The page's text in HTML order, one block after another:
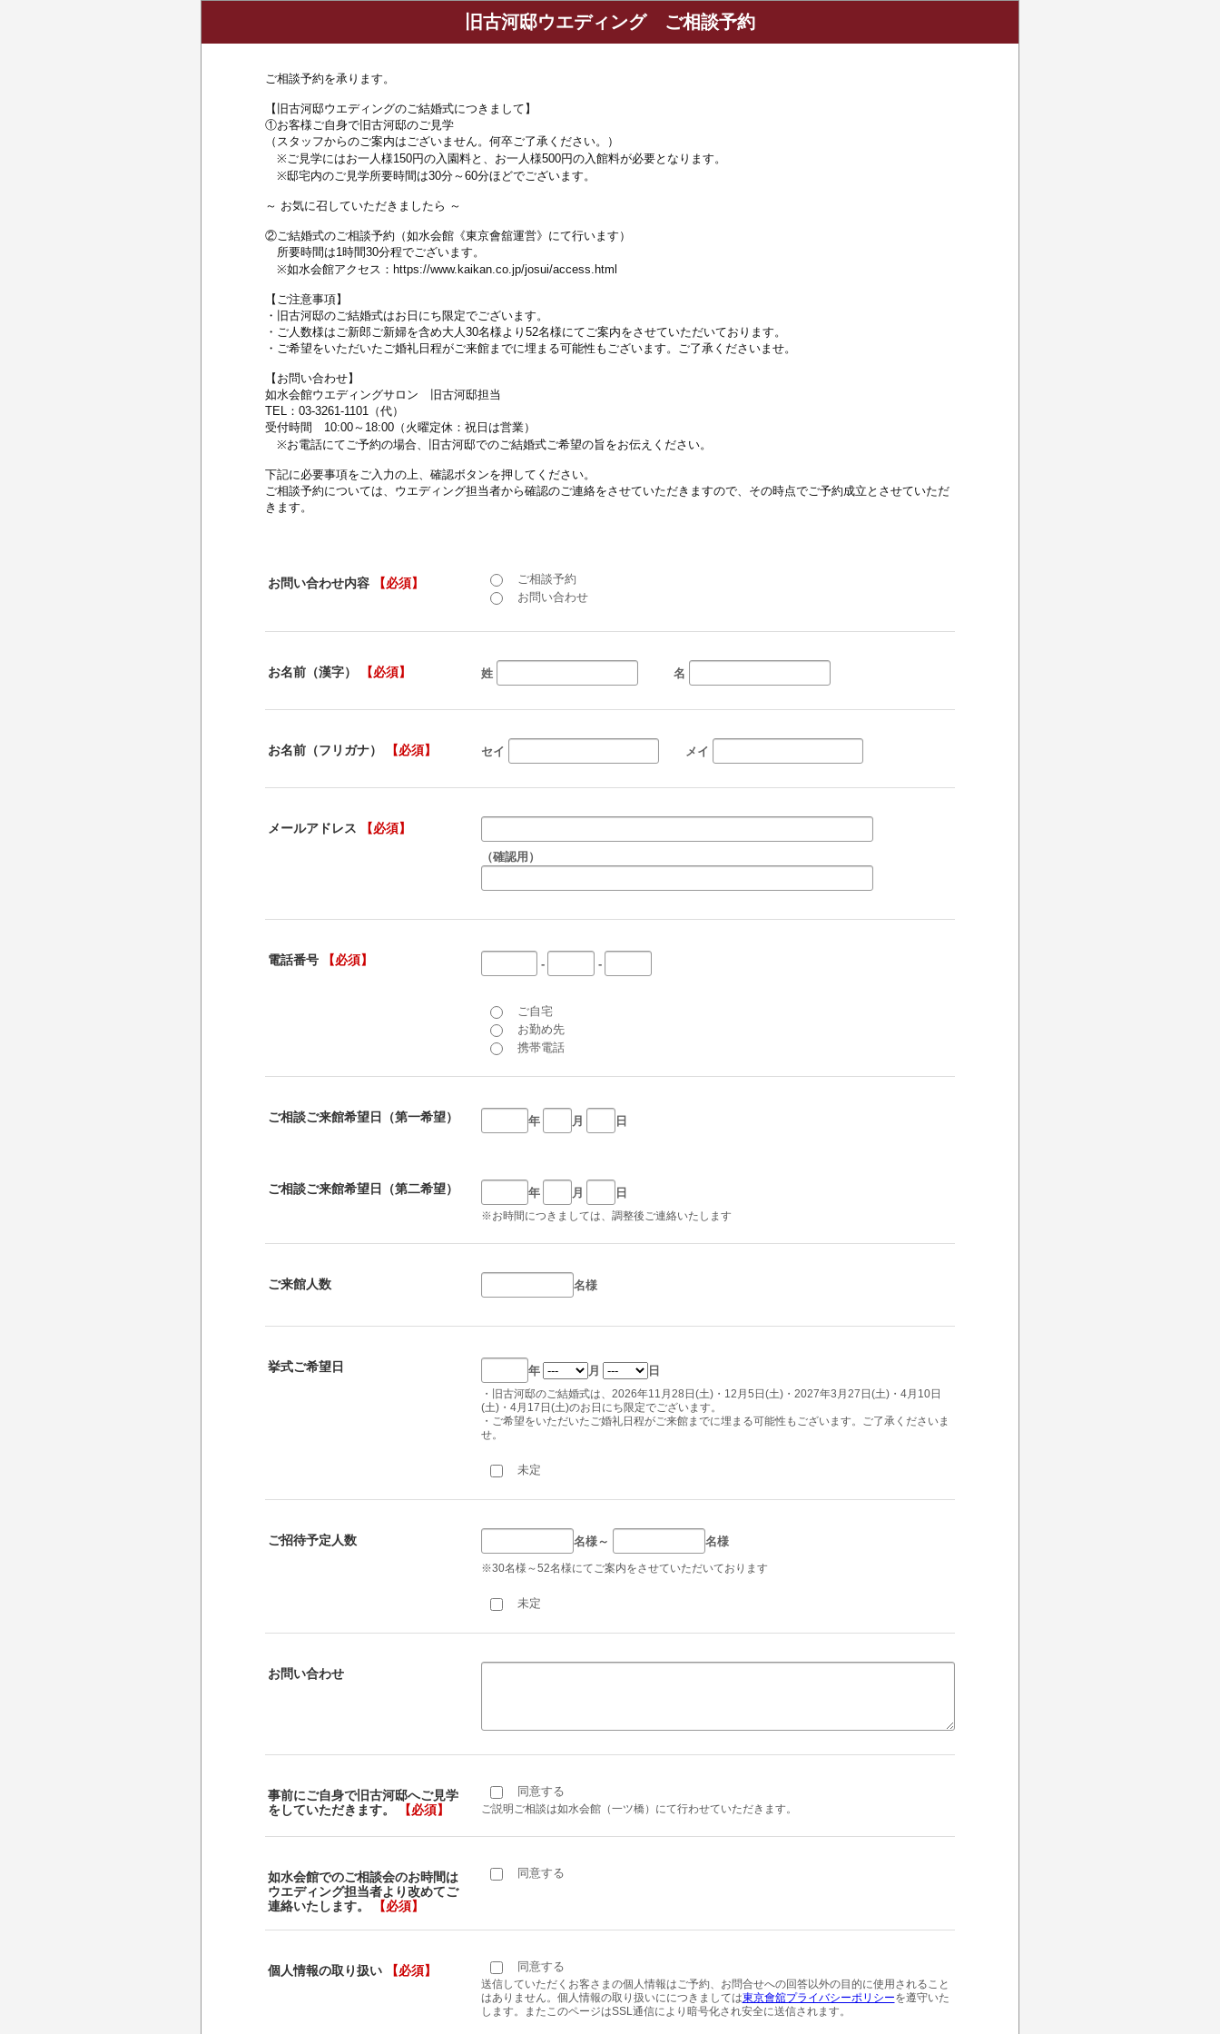
旧古河邸ウエディング ご相談予約
ご相談予約を承ります。
【旧古河邸ウエディングのご結婚式につきまして】
①お客様ご自身で旧古河邸のご見学
（スタッフからのご案内はございません。何卒ご了承ください。）
※ご見学にはお一人様150円の入園料と、お一人様500円の入館料が必要となります。
※邸宅内のご見学所要時間は30分～60分ほどでございます。
～ お気に召していただきましたら ～
②ご結婚式のご相談予約（如水会館《東京會舘運営》にて行います）
所要時間は1時間30分程でございます。
※如水会館アクセス：https://www.kaikan.co.jp/josui/access.html
【ご注意事項】
・旧古河邸のご結婚式はお日にち限定でございます。
・ご人数様はご新郎ご新婦を含め大人30名様より52名様にてご案内をさせていただいております。
・ご希望をいただいたご婚礼日程がご来館までに埋まる可能性もございます。ご了承くださいませ。
【お問い合わせ】
如水会館ウエディングサロン 旧古河邸担当
TEL：03-3261-1101（代）
受付時間 10:00～18:00（火曜定休：祝日は営業）
※お電話にてご予約の場合、旧古河邸でのご結婚式ご希望の旨をお伝えください。
下記に必要事項をご入力の上、確認ボタンを押してください。
ご相談予約については、ウエディング担当者から確認のご連絡をさせていただきますので、その時点でご予約成立とさせていただ
きます。
お問い合わせ内容 【必須】
ご相談予約
お問い合わせ
お名前（漢字） 【必須】 姓 名
お名前（フリガナ） 【必須】 セイ メイ
メールアドレス 【必須】
（確認用）
電話番号 【必須】 - -
ご自宅
お勤め先
携帯電話
ご相談ご来館希望日（第一希望） 年 月 日
ご相談ご来館希望日（第二希望） 年 月 日
※お時間につきましては、調整後ご連絡いたします
ご来館人数 名様
挙式ご希望日 年 月 日
・旧古河邸のご結婚式は、2026年11月28日(土)・12月5日(土)・2027年3月27日(土)・4月10日
(土)・4月17日(土)のお日にち限定でございます。
・ご希望をいただいたご婚礼日程がご来館までに埋まる可能性もございます。ご了承くださいま
せ。
未定
ご招待予定人数 名様～ 名様
※30名様～52名様にてご案内をさせていただいております
未定
お問い合わせ
事前にご自身で旧古河邸へご見学
をしていただきます。
【必須】
同意する
ご説明ご相談は如水会館（一ツ橋）にて行わせていただきます。
如水会館でのご相談会のお時間は
ウエディング担当者より改めてご
連絡いたします。
【必須】
同意する
個人情報の取り扱い 【必須】 同意する
送信していただくお客さまの個人情報はご予約、お問合せへの回答以外の目的に使用されること
はありません。個人情報の取り扱いににつきましては東京會舘プライバシーポリシーを遵守いた
します。またこのページはSSL通信により暗号化され安全に送信されます。